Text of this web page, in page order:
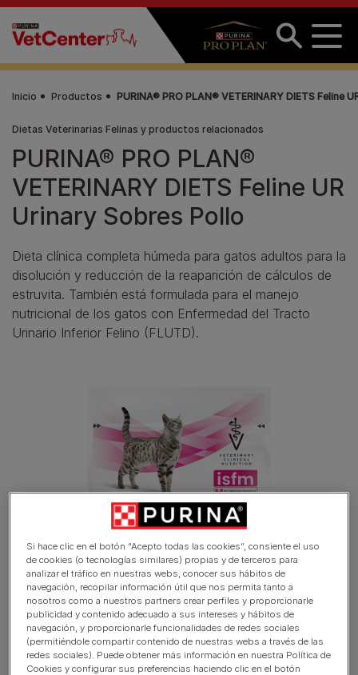
Pasar al contenido principal
Inicio Productos PURINA® PRO PLAN® VETERINARY DIETS Feline
Dietas Veterinarias Felinas y productos relacionados
PURINA® PRO PLAN®
VETERINARY DIETS Feline UR
Urinary Sobres Pollo
Dieta clínica completa húmeda para gatos adultos para la
disolución y reducción de la reaparición de cálculos de
estruvita. También está formulada para el manejo
nutricional de los gatos con Enfermedad del Tracto
Urinario Inferior Felino (FLUTD).
Si hace clic en el botón “Acepto todas las cookies”, consiente el uso
de cookies (o tecnologías similares) propias y de terceros para
analizar el tráfico en nuestras webs, conocer sus hábitos de
navegación, recopilar información útil que nos permita tanto a
nosotros como a nuestros partners crear perfiles y proporcionarle
publicidad y contenido adecuado a sus intereses y hábitos de
navegación, y proporcionarle funcionalidades de redes sociales
(permitiéndole compartir contenido de nuestras webs a través de las
redes sociales). Puede obtener más información en nuestra Política de
Cookies y configurar sus preferencias haciendo clic en el botón